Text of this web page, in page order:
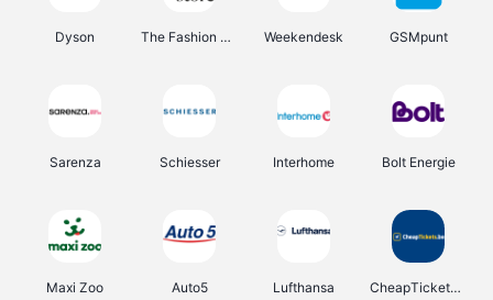
Dyson The Fashion Store Weekendesk GSMpunt
Sarenza Schiesser Interhome Bolt Energie
Maxi Zoo Auto5 Lufthansa CheapTickets.be